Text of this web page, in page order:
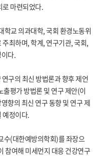
로 마련되었다.
학교 의과대학, 국회 환경노동위
최하며, 학계, 연구기관, 국회,
다.
구의 최신 방법론과 향후 제언
평가 방법론 및 연구 제안(이
향의 최신 연구 동향 및 연구 제
예정이다.
수(대한예방의학회)를 좌장으
참여해 미세먼지 대응 건강연구